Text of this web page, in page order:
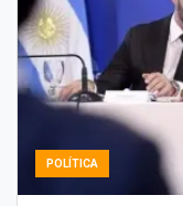
POLÍTICA